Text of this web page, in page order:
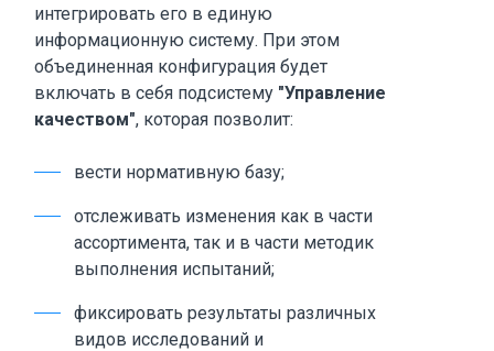
интегрировать его в единую
информационную систему. При этом
объединенная конфигурация будет
включать в себя подсистему "Управление
качеством", которая позволит:
вести нормативную базу;
отслеживать изменения как в части
ассортимента, так и в части методик
выполнения испытаний;
фиксировать результаты различных
видов исследований и